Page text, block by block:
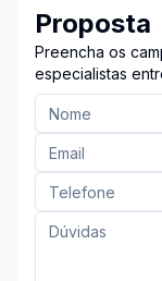
Proposta
Preencha os
especialistas